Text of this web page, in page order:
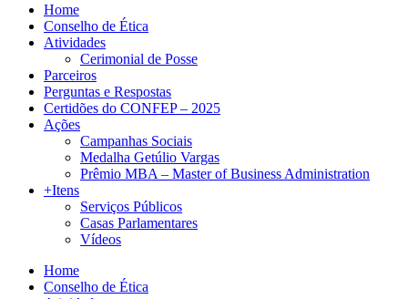
Home
Conselho de Ética
Atividades
Cerimonial de Posse
Parceiros
Perguntas e Respostas
Certidões do CONFEP – 2025
Ações
Campanhas Sociais
Medalha Getúlio Vargas
Prêmio MBA – Master of Business Administration
+Itens
Serviços Públicos
Casas Parlamentares
Vídeos
Home
Conselho de Ética